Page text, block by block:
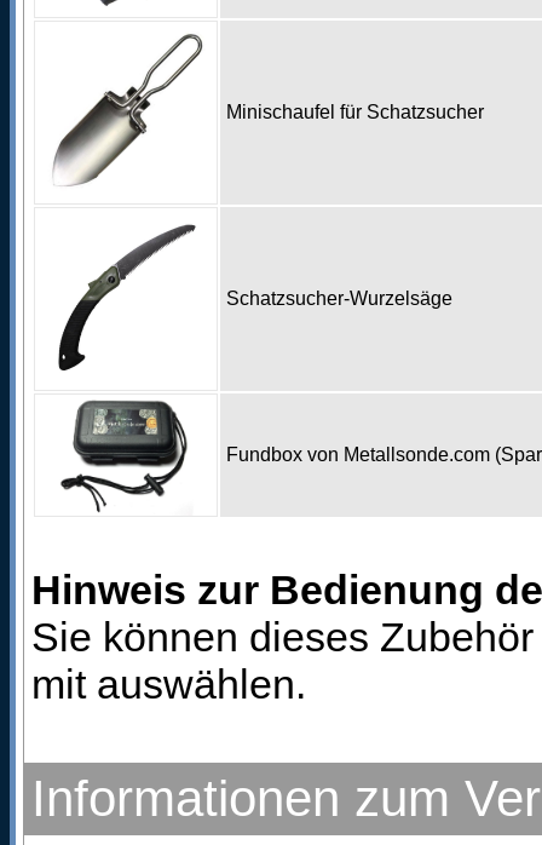
Minischaufel für Schatzsucher
Schatzsucher-Wurzelsäge
Fundbox von Metallsonde.com
Hinweis zur Bedienung
Sie können dieses
mit auswählen.
Informationen zum